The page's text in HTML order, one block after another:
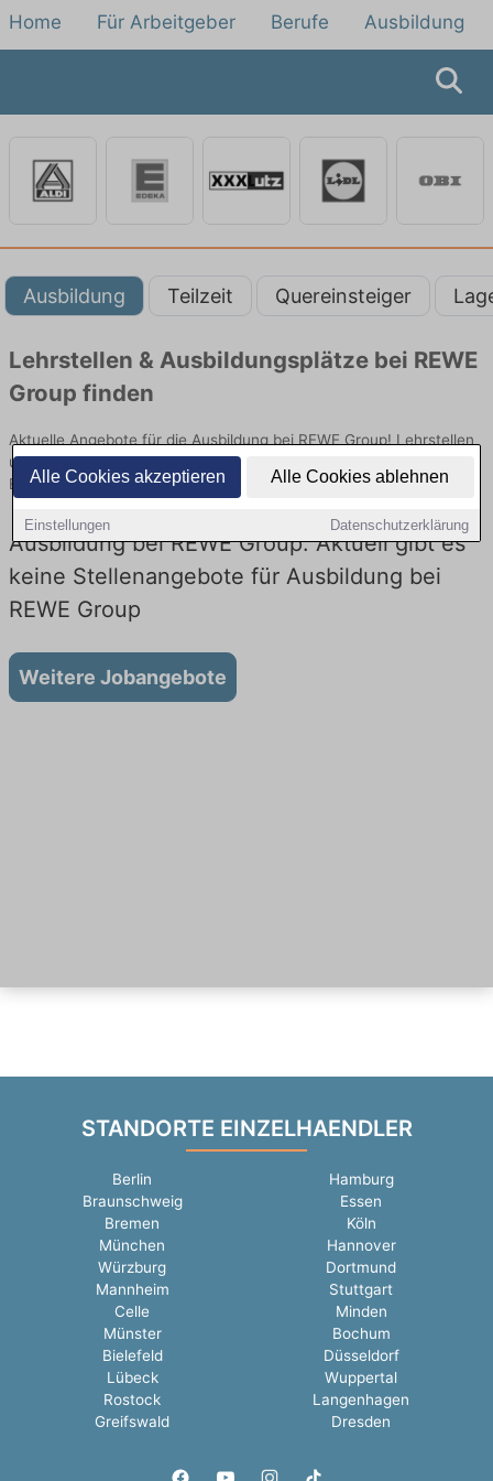
Alle Cookies akzeptieren Alle Cookies ablehnen
Einstellungen Datenschutzerklärung
Home Für Arbeitgeber Berufe Ausbildung
Ausbildung Teilzeit Quereinsteiger
Lehrstellen & Ausbildungsplätze bei REWE
Group finden
Aktuelle Angebote für die Ausbildung bei REWE Group! Lehrstellen
und Ausbildungsplätze im Verkauf und vielen anderen Berufen im
Einzelhandel bei REWE Group.
Ausbildung bei REWE Group: Aktuell gibt es
keine Stellenangebote für Ausbildung bei
REWE Group
Weitere Jobangebote
STANDORTE EINZELHAENDLER
Berlin
Hamburg
Braunschweig
Essen
Bremen
Köln
München
Hannover
Würzburg
Dortmund
Mannheim
Stuttgart
Celle
Minden
Münster
Bochum
Bielefeld
Düsseldorf
Lübeck
Wuppertal
Rostock
Langenhagen
Greifswald
Dresden